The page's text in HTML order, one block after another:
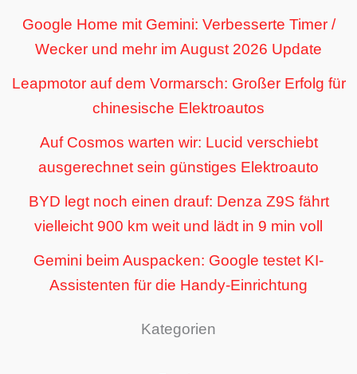
Google Home mit Gemini: Verbesserte Timer /
Wecker und mehr im August 2026 Update
Leapmotor auf dem Vormarsch: Großer Erfolg für
chinesische Elektroautos
Auf Cosmos warten wir: Lucid verschiebt
ausgerechnet sein günstiges Elektroauto
BYD legt noch einen drauf: Denza Z9S fährt
vielleicht 900 km weit und lädt in 9 min voll
Gemini beim Auspacken: Google testet KI-
Assistenten für die Handy-Einrichtung
Kategorien